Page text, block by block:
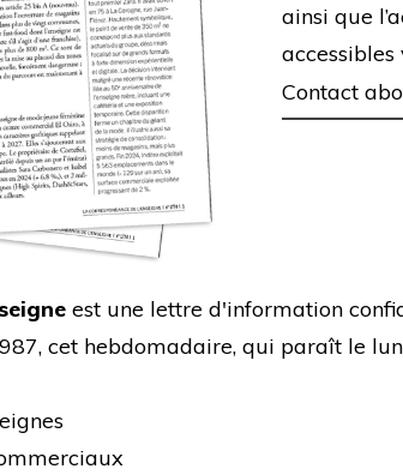
ainsi que
Contact
est une lettre d'information
cet hebdomadaire, qui paraît le